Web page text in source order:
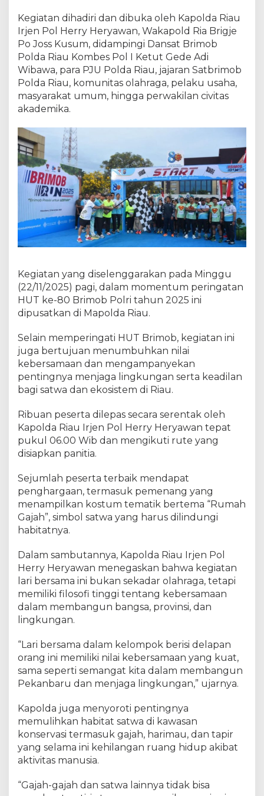
n
L
a
r
i
8
K
&
S
a
n
t
a
i
Kegiatan dihadiri dan dibuka oleh Kapolda Riau
Irjen Pol Herry Heryawan, Wakapold Ria Brigje
Po Joss Kusum, didampingi Dansat Brimob
Polda Riau Kombes Pol I Ketut Gede Adi
Wibawa, para PJU Polda Riau, jajaran Satbrimob
Polda Riau, komunitas olahraga, pelaku usaha,
masyarakat umum, hingga perwakilan civitas
akademika.
Kegiatan yang diselenggarakan pada Minggu
(22/11/2025) pagi, dalam momentum peringatan
HUT ke-80 Brimob Polri tahun 2025 ini
dipusatkan di Mapolda Riau.
Selain memperingati HUT Brimob, kegiatan ini
juga bertujuan menumbuhkan nilai
kebersamaan dan mengampanyekan
pentingnya menjaga lingkungan serta keadilan
bagi satwa dan ekosistem di Riau.
Ribuan peserta dilepas secara serentak oleh
Kapolda Riau Irjen Pol Herry Heryawan tepat
pukul 06.00 Wib dan mengikuti rute yang
disiapkan panitia.
Sejumlah peserta terbaik mendapat
penghargaan, termasuk pemenang yang
menampilkan kostum tematik bertema “Rumah
Gajah”, simbol satwa yang harus dilindungi
habitatnya.
Dalam sambutannya, Kapolda Riau Irjen Pol
Herry Heryawan menegaskan bahwa kegiatan
lari bersama ini bukan sekadar olahraga, tetapi
memiliki filosofi tinggi tentang kebersamaan
dalam membangun bangsa, provinsi, dan
lingkungan.
“Lari bersama dalam kelompok berisi delapan
orang ini memiliki nilai kebersamaan yang kuat,
sama seperti semangat kita dalam membangun
Pekanbaru dan menjaga lingkungan,” ujarnya.
Kapolda juga menyoroti pentingnya
memulihkan habitat satwa di kawasan
konservasi termasuk gajah, harimau, dan tapir
yang selama ini kehilangan ruang hidup akibat
aktivitas manusia.
“Gajah-gajah dan satwa lainnya tidak bisa